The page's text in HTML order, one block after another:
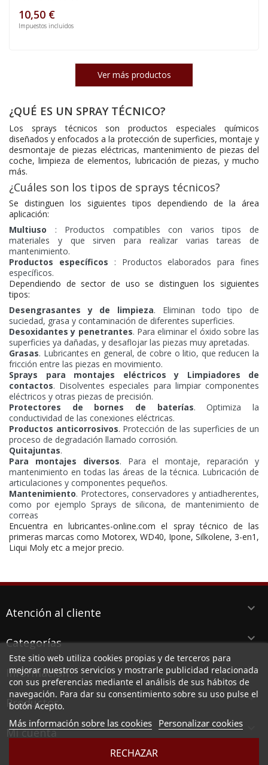
10,50 €
Impuestos incluidos
Ver más productos
¿QUÉ ES UN SPRAY TÉCNICO?
Los sprays técnicos son productos especiales químicos
diseñados y enfocados a la protección de superficies, montaje y
desmontaje de piezas eléctricas, mantenimiento de piezas del
coche, limpieza de elementos, lubricación de piezas, y mucho
más.
¿Cuáles son los tipos de sprays técnicos?
Se distinguen los siguientes tipos dependiendo de la área
aplicación:
Multiuso : Productos compatibles con varios tipos de
materiales y que sirven para realizar varias tareas de
mantenimiento.
Productos específicos : Productos elaborados para fines
específicos.
Dependiendo de sector de uso se distinguen los siguientes
tipos:
Desengrasantes y de limpieza. Eliminan todo tipo de
suciedad, grasa y contaminación de diferentes superficies.
Desoxidantes y penetrantes. Para eliminar el óxido sobre las
superficies ya dañadas, y desaflojar las piezas muy apretadas.
Grasas. Lubricantes en general, de cobre o litio, que reducen la
fricción entre las piezas en movimiento.
Sprays para montajes eléctricos y Limpiadores de
contactos. Disolventes especiales para limpiar componentes
eléctricos y otras piezas de precisión.
Protectores de bornes de baterías. Optimiza la
conductividad de las conexiones eléctricas.
Productos anticorrosivos. Protección de las superficies de un
proceso de degradación llamado corrosión.
Quitajuntas.
Para montajes diversos. Para el montaje, reparación y
mantenimiento en todas las áreas de la técnica. Lubricación de
articulaciones y componentes pequeños.
Mantenimiento. Protectores, conservadores y antiadherentes,
como por ejemplo Sprays de silicona, de mantenimiento de
correas
Encuentra en lubricantes-online.com el spray técnico de las
primeras marcas como Motorex, WD40, Ipone, Silkolene, 3-en1,
Liqui Moly etc a mejor precio.
Atención al cliente keyboard_arrow_down
Categorías keyboard_arrow_down
Información keyboard_arrow_down
Productos keyboard_arrow_down
Mi cuenta
Este sitio web utiliza cookies propias y de terceros para
mejorar nuestros servicios y mostrarle publicidad relacionada
con sus preferencias mediante el análisis de sus hábitos de
navegación. Para dar su consentimiento sobre su uso pulse el
botón Acepto.
Más información sobre las cookies Personalizar cookies
RECHAZAR